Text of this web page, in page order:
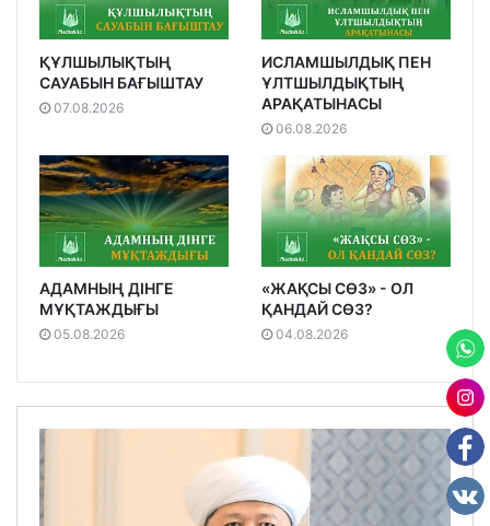
ҚҰЛШЫЛЫҚТЫҢ
САУАБЫН БАҒЫШТАУ
07.08.2026
ИСЛАМШЫЛДЫҚ ПЕН
ҰЛТШЫЛДЫҚТЫҢ
АРАҚАТЫНАСЫ
06.08.2026
АДАМНЫҢ ДІНГЕ
МҰҚТАЖДЫҒЫ
05.08.2026
«ЖАҚСЫ СӨЗ» - ОЛ
ҚАНДАЙ СӨЗ?
04.08.2026